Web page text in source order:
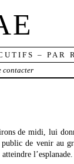
– PAR
contacter
de midi, lui
de venir au